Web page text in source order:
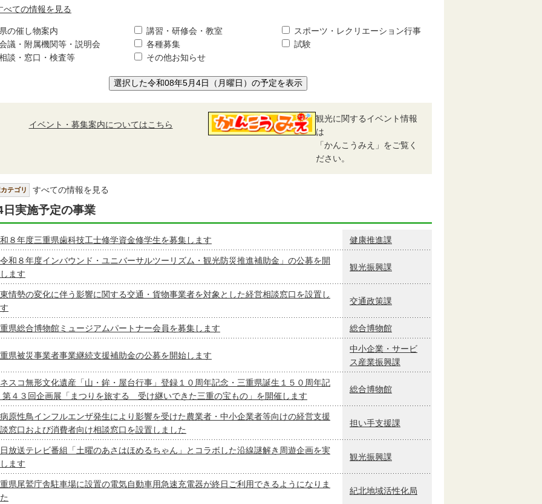
べての情報を見る
の催し物案内 講習・研修会・教室
スポーツ・レクリエーション行事
議・附属機関等・説明会
各種募集
試験
談・窓口・検査等
その他お知らせ
選択した令和08年5月4日（月曜日）の予定を表示
イベント・募集案内についてはこちら
観光に関するイベント情報
は
「かんこうみえ」をご覧く
ださい。
テゴリ すべての情報を見る
日実施予定の事業
８年度三重県歯科技工士修学資金修学生を募集します 健康推進課
和８年度インバウンド・ユニバーサルツーリズム・観光防災推進補助金」の公募を開
ます
観光振興課
情勢の変化に伴う影響に関する交通・貨物事業者を対象とした経営相談窓口を設置し
交通政策課
県総合博物館ミュージアムパートナー会員を募集します 総合博物館
県被災事業者事業継続支援補助金の公募を開始します
中小企業・サービ
ス産業振興課
スコ無形文化遺産「山・鉾・屋台行事」登録１０周年記念・三重県誕生１５０周年記
第４３回企画展「まつりを旅する 受け継いできた三重の宝もの」を開催します
総合博物館
原性鳥インフルエンザ発生により影響を受けた農業者・中小企業者等向けの経営支援
窓口および消費者向け相談窓口を設置しました
担い手支援課
放送テレビ番組「土曜のあさはほめるちゃん」とコラボした沿線謎解き周遊企画を実
ます
観光振興課
県尾鷲庁舎駐車場に設置の電気自動車用急速充電器が終日ご利用できるようになりま
紀北地域活性化局